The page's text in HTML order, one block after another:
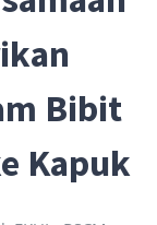
Bibit
Kapuk